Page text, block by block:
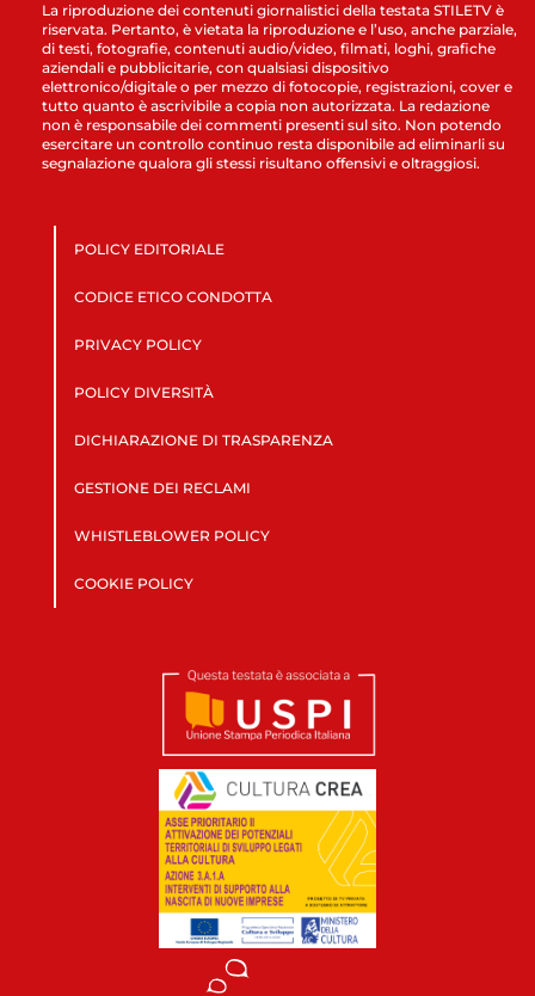
La riproduzione dei contenuti giornalistici della testata STILETV è
riservata. Pertanto, è vietata la riproduzione e l’uso, anche parziale,
di testi, fotografie, contenuti audio/video, filmati, loghi, grafiche
aziendali e pubblicitarie, con qualsiasi dispositivo
elettronico/digitale o per mezzo di fotocopie, registrazioni, cover e
tutto quanto è ascrivibile a copia non autorizzata. La redazione
non è responsabile dei commenti presenti sul sito. Non potendo
esercitare un controllo continuo resta disponibile ad eliminarli su
segnalazione qualora gli stessi risultano offensivi e oltraggiosi.
POLICY EDITORIALE
CODICE ETICO CONDOTTA
PRIVACY POLICY
POLICY DIVERSITÀ
DICHIARAZIONE DI TRASPARENZA
GESTIONE DEI RECLAMI
WHISTLEBLOWER POLICY
COOKIE POLICY